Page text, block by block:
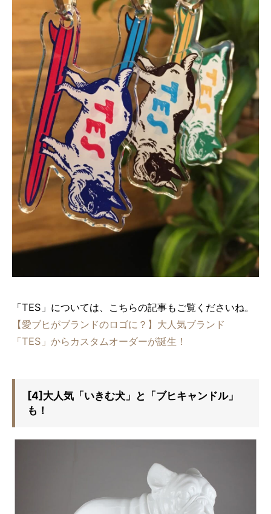
「TES」については、こちらの記事もご覧くださいね。
【愛ブヒがブランドのロゴに？】大人気ブランド
「TES」からカスタムオーダーが誕生！
[4]大人気「いきむ犬」と「ブヒキャンドル」
も！